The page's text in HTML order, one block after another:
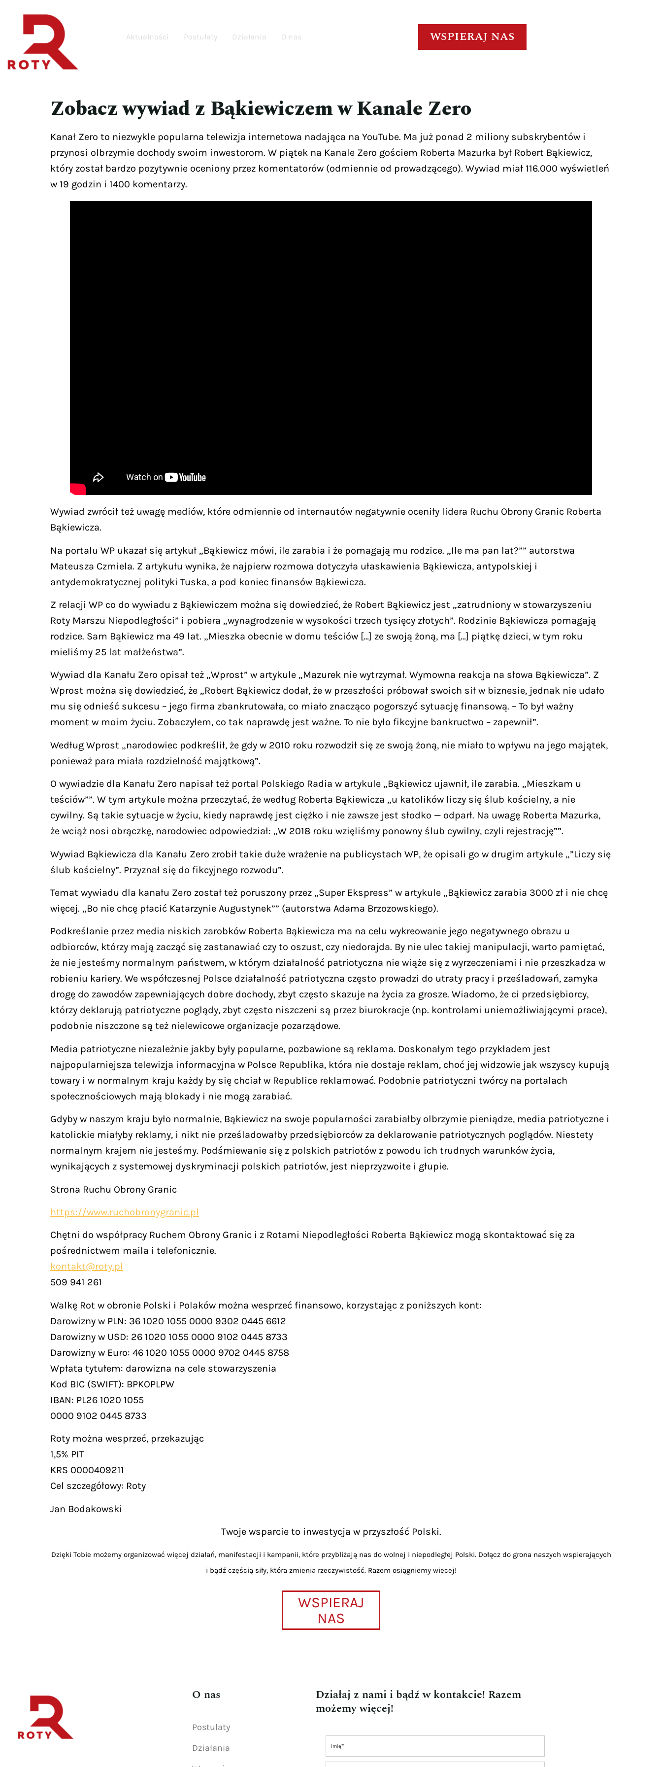
Aktualności Postulaty Działania O nas WSPIERAJ NAS
Zobacz wywiad z Bąkiewiczem w Kanale Zero
Kanał Zero to niezwykle popularna telewizja internetowa nadająca na YouTube. Ma już ponad 2 miliony subskrybentów i
przynosi olbrzymie dochody swoim inwestorom. W piątek na Kanale Zero gościem Roberta Mazurka był Robert Bąkiewicz,
który został bardzo pozytywnie oceniony przez komentatorów (odmiennie od prowadzącego). Wywiad miał 116.000 wyświetleń
w 19 godzin i 1400 komentarzy.
Wywiad zwrócił też uwagę mediów, które odmiennie od internautów negatywnie oceniły lidera Ruchu Obrony Granic Roberta
Bąkiewicza.
Na portalu WP ukazał się artykuł „Bąkiewicz mówi, ile zarabia i że pomagają mu rodzice. „Ile ma pan lat?”” autorstwa
Mateusza Czmiela. Z artykułu wynika, że najpierw rozmowa dotyczyła ułaskawienia Bąkiewicza, antypolskiej i
antydemokratycznej polityki Tuska, a pod koniec finansów Bąkiewicza.
Z relacji WP co do wywiadu z Bąkiewiczem można się dowiedzieć, że Robert Bąkiewicz jest „zatrudniony w stowarzyszeniu
Roty Marszu Niepodległości” i pobiera „wynagrodzenie w wysokości trzech tysięcy złotych”. Rodzinie Bąkiewicza pomagają
rodzice. Sam Bąkiewicz ma 49 lat. „Mieszka obecnie w domu teściów […] ze swoją żoną, ma […] piątkę dzieci, w tym roku
mieliśmy 25 lat małżeństwa”.
Wywiad dla Kanału Zero opisał też „Wprost” w artykule „Mazurek nie wytrzymał. Wymowna reakcja na słowa Bąkiewicza”. Z
Wprost można się dowiedzieć, że „Robert Bąkiewicz dodał, że w przeszłości próbował swoich sił w biznesie, jednak nie udało
mu się odnieść sukcesu – jego firma zbankrutowała, co miało znacząco pogorszyć sytuację finansową. – To był ważny
moment w moim życiu. Zobaczyłem, co tak naprawdę jest ważne. To nie było fikcyjne bankructwo – zapewnił”.
Według Wprost „narodowiec podkreślił, że gdy w 2010 roku rozwodził się ze swoją żoną, nie miało to wpływu na jego majątek,
ponieważ para miała rozdzielność majątkową”.
O wywiadzie dla Kanału Zero napisał też portal Polskiego Radia w artykule „Bąkiewicz ujawnił, ile zarabia. „Mieszkam u
teściów””. W tym artykule można przeczytać, że według Roberta Bąkiewicza „u katolików liczy się ślub kościelny, a nie
cywilny. Są takie sytuacje w życiu, kiedy naprawdę jest ciężko i nie zawsze jest słodko — odparł. Na uwagę Roberta Mazurka,
że wciąż nosi obrączkę, narodowiec odpowiedział: „W 2018 roku wzięliśmy ponowny ślub cywilny, czyli rejestrację””.
Wywiad Bąkiewicza dla Kanału Zero zrobił takie duże wrażenie na publicystach WP, że opisali go w drugim artykule „”Liczy się
ślub kościelny”. Przyznał się do fikcyjnego rozwodu”.
Temat wywiadu dla kanału Zero został też poruszony przez „Super Ekspress” w artykule „Bąkiewicz zarabia 3000 zł i nie chcę
więcej. „Bo nie chcę płacić Katarzynie Augustynek”” (autorstwa Adama Brzozowskiego).
Podkreślanie przez media niskich zarobków Roberta Bąkiewicza ma na celu wykreowanie jego negatywnego obrazu u
odbiorców, którzy mają zacząć się zastanawiać czy to oszust, czy niedorajda. By nie ulec takiej manipulacji, warto pamiętać,
że nie jesteśmy normalnym państwem, w którym działalność patriotyczna nie wiąże się z wyrzeczeniami i nie przeszkadza w
robieniu kariery. We współczesnej Polsce działalność patriotyczna często prowadzi do utraty pracy i prześladowań, zamyka
drogę do zawodów zapewniających dobre dochody, zbyt często skazuje na życia za grosze. Wiadomo, że ci przedsiębiorcy,
którzy deklarują patriotyczne poglądy, zbyt często niszczeni są przez biurokracje (np. kontrolami uniemożliwiającymi prace),
podobnie niszczone są też nielewicowe organizacje pozarządowe.
Media patriotyczne niezależnie jakby były popularne, pozbawione są reklama. Doskonałym tego przykładem jest
najpopularniejsza telewizja informacyjna w Polsce Republika, która nie dostaje reklam, choć jej widzowie jak wszyscy kupują
towary i w normalnym kraju każdy by się chciał w Republice reklamować. Podobnie patriotyczni twórcy na portalach
społecznościowych mają blokady i nie mogą zarabiać.
Gdyby w naszym kraju było normalnie, Bąkiewicz na swoje popularności zarabiałby olbrzymie pieniądze, media patriotyczne i
katolickie miałyby reklamy, i nikt nie prześladowałby przedsiębiorców za deklarowanie patriotycznych poglądów. Niestety
normalnym krajem nie jesteśmy. Podśmiewanie się z polskich patriotów z powodu ich trudnych warunków życia,
wynikających z systemowej dyskryminacji polskich patriotów, jest nieprzyzwoite i głupie.
Strona Ruchu Obrony Granic
https://www.ruchobronygranic.pl
Chętni do współpracy Ruchem Obrony Granic i z Rotami Niepodległości Roberta Bąkiewicz mogą skontaktować się za
pośrednictwem maila i telefonicznie.
kontakt@roty.pl
509 941 261
Walkę Rot w obronie Polski i Polaków można wesprzeć finansowo, korzystając z poniższych kont:
Darowizny w PLN: 36 1020 1055 0000 9302 0445 6612
Darowizny w USD: 26 1020 1055 0000 9102 0445 8733
Darowizny w Euro: 46 1020 1055 0000 9702 0445 8758
Wpłata tytułem: darowizna na cele stowarzyszenia
Kod BIC (SWIFT): BPKOPLPW
IBAN: PL26 1020 1055
0000 9102 0445 8733
Roty można wesprzeć, przekazując
1,5% PIT
KRS 0000409211
Cel szczegółowy: Roty
Jan Bodakowski
Twoje wsparcie to inwestycja w przyszłość Polski.
Dzięki Tobie możemy organizować więcej działań, manifestacji i kampanii, które przybliżają nas do wolnej i niepodległej Polski. Dołącz do grona naszych wspierających
i bądź częścią siły, która zmienia rzeczywistość. Razem osiągniemy więcej!
WSPIERAJ
NAS
O nas
Postulaty
Działania
Działaj z nami i bądź w kontakcie! Razem
możemy więcej!